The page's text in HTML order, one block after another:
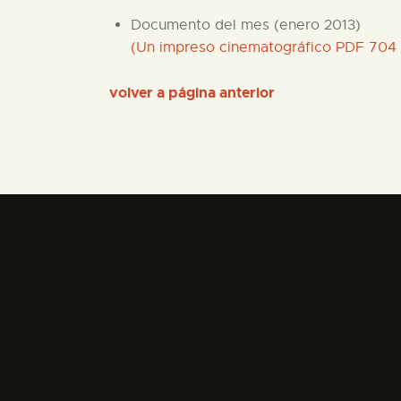
Documento del mes (enero 2013)
(Un impreso cinematográfico PDF 704
volver a página anterior